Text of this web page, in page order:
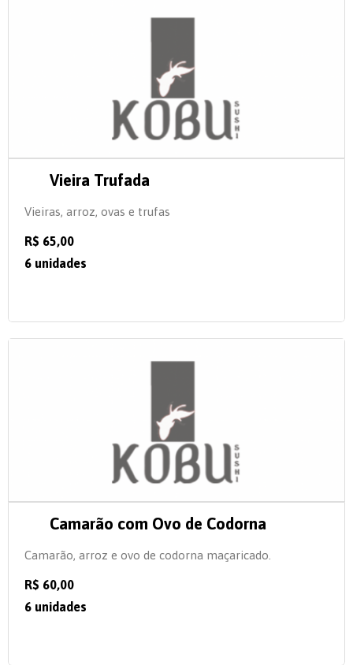
Vieira Trufada
Vieiras, arroz, ovas e trufas
R$ 65,00
6 unidades
Camarão com Ovo de Codorna
Camarão, arroz e ovo de codorna maçaricado.
R$ 60,00
6 unidades